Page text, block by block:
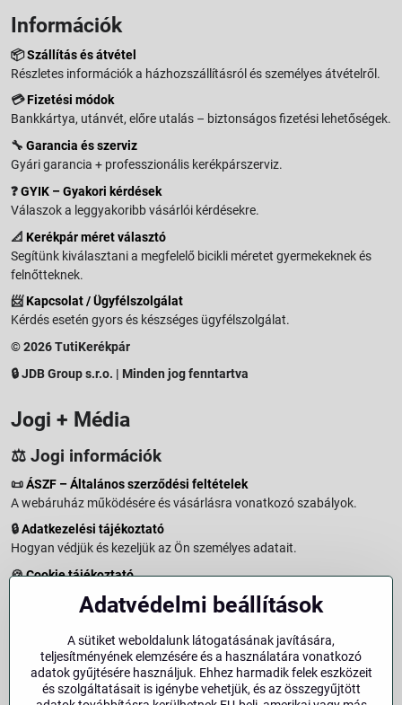
Információk
📦Szállítás és átvétel
Részletes információk a házhozszállításról és személyes átvételről.
💳Fizetési módok
Bankkártya, utánvét, előre utalás – biztonságos fizetési lehetőségek.
🔧 Garancia és szerviz
Gyári garancia + professzionális kerékpárszerviz.
❓GYIK – Gyakori kérdések
Válaszok a leggyakoribb vásárlói kérdésekre.
📐 Kerékpár méret választó
Segítünk kiválasztani a megfelelő bicikli méretet gyermekeknek és
felnőtteknek.
📨Kapcsolat / Ügyfélszolgálat
Kérdés esetén gyors és készséges ügyfélszolgálat.
© 2026 TutiKerékpár
🔒 JDB Group s.r.o. | Minden jog fenntartva
Jogi + Média
⚖️ Jogi információk
📜ÁSZF – Általános szerződési feltételek
A webáruház működésére és vásárlásra vonatkozó szabályok.
🔒Adatkezelési tájékoztató
Hogyan védjük és kezeljük az Ön személyes adatait.
🍪Cookie tájékoztató
A weboldalon használt sütikről és adatkezelésről.
Vásárlástól való elállás menete és feltételei.
Elállás a szerződéstől
Impresszum
Adatvédelmi beállítások
A sütiket weboldalunk látogatásának javítására,
teljesítményének elemzésére és a használatára vonatkozó
adatok gyűjtésére használjuk. Ehhez harmadik felek eszközeit
és szolgáltatásait is igénybe vehetjük, és az összegyűjtött